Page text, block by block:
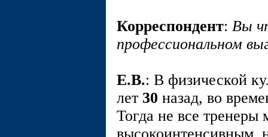
Корреспондент: Вы
профессиональном
E.В.: В физической
лет 30 назад, во
Тогда не все тренеры